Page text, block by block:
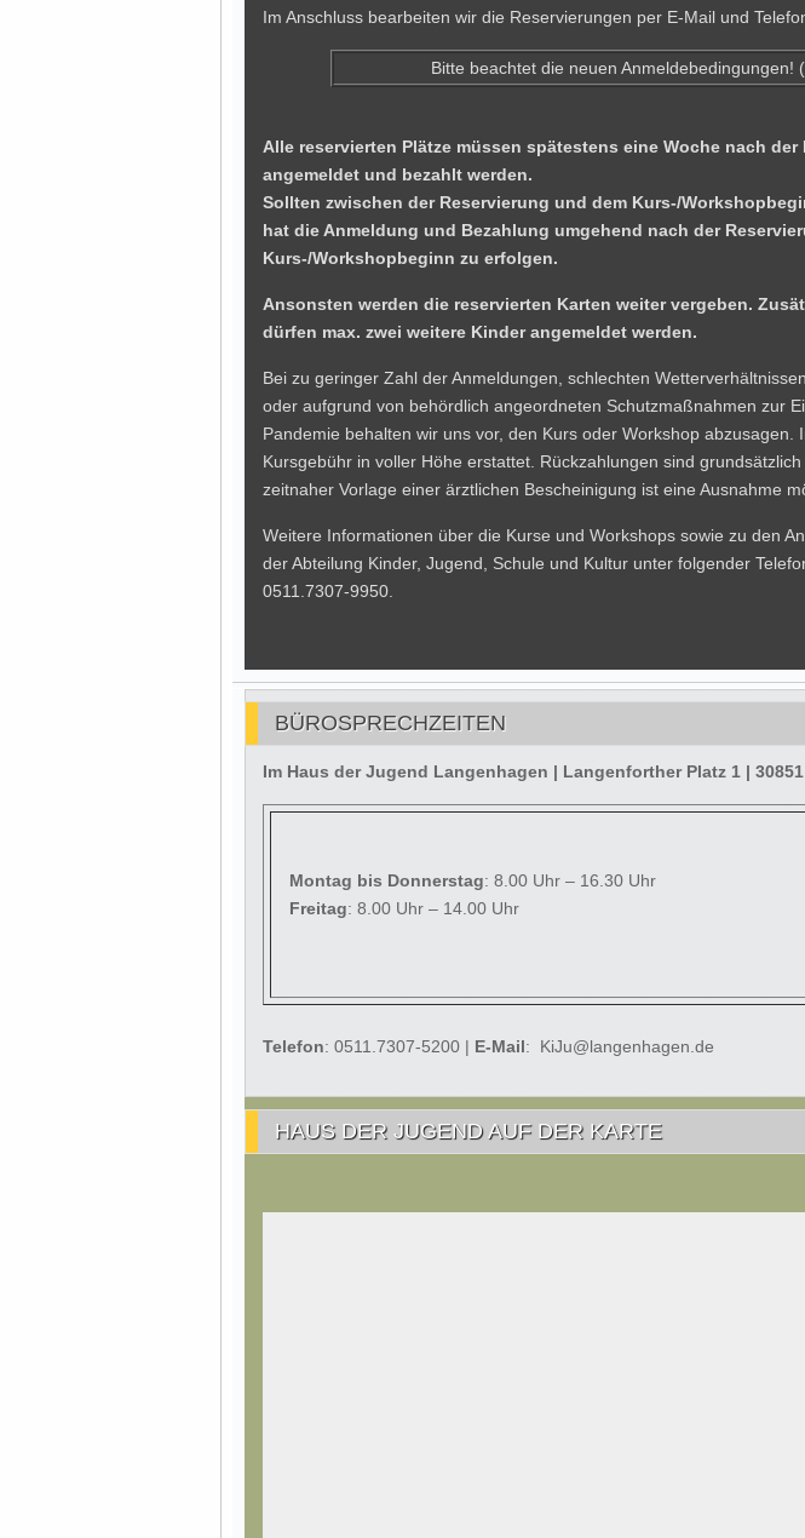
Im Anschluss bearbeiten wir die Reservierungen per E-Mail und
Bitte beachtet die neuen Anmeldebedingungen!
Alle reservierten Plätze müssen spätestens eine Woche nach der
angemeldet und bezahlt werden.
Sollten zwischen der Reservierung und dem Kurs-/
hat die Anmeldung und Bezahlung umgehend nach der
Kurs-/Workshopbeginn zu erfolgen.
Ansonsten werden die reservierten Karten weiter vergeben.
dürfen max. zwei weitere Kinder angemeldet werden.
Bei zu geringer Zahl der Anmeldungen, schlechten
oder aufgrund von behördlich angeordneten Schutzmaßnahmen zur
Pandemie behalten wir uns vor, den Kurs oder Workshop abzusagen.
Kursgebühr in voller Höhe erstattet. Rückzahlungen sind
zeitnaher Vorlage einer ärztlichen Bescheinigung ist eine Ausnahme
Weitere Informationen über die Kurse und Workshops sowie zu den
der Abteilung Kinder, Jugend, Schule und Kultur unter folgender
0511.7307-9950.
BÜROSPRECHZEITEN
Im Haus der Jugend Langenhagen | Langenforther Platz 1 |
Montag bis Donnerstag: 8.00 Uhr – 16.30 Uhr
Freitag: 8.00 Uhr – 14.00 Uhr
Telefon: 0511.7307-5200 | E-Mail: KiJu@langenhagen.de
HAUS DER JUGEND AUF DER KARTE